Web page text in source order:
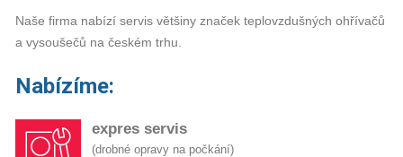
Naše firma nabízí servis většiny značek teplovzdušných ohřívačů
a vysoušečů na českém trhu.
Nabízíme:
expres servis
(drobné opravy na počkání)